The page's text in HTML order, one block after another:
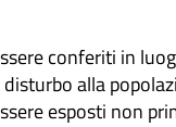
conferiti in
alla
esposti non